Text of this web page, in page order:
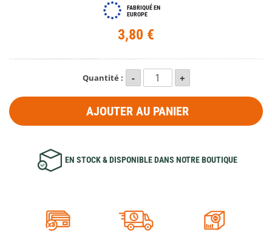
FABRIQUÉ EN
EUROPE
3,80 €
Quantité :
AJOUTER AU PANIER
EN STOCK & DISPONIBLE DANS NOTRE BOUTIQUE